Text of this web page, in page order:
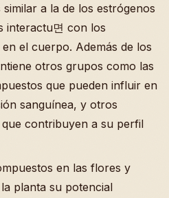
a la de los estrógenos
interactu면 con los
el cuerpo. Además de los
otros grupos como las
que pueden influir en
sanguínea, y otros
contribuyen a su perfil
en las flores y
planta su potencial